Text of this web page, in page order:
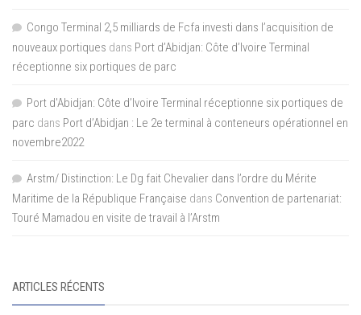
Congo Terminal 2,5 milliards de Fcfa investi dans l’acquisition de
nouveaux portiques dans Port d’Abidjan: Côte d’Ivoire Terminal
réceptionne six portiques de parc
Port d'Abidjan: Côte d’Ivoire Terminal réceptionne six portiques de
parc dans Port d’Abidjan : Le 2e terminal à conteneurs opérationnel en
novembre2022
Arstm/ Distinction: Le Dg fait Chevalier dans l’ordre du Mérite
Maritime de la République Française dans Convention de partenariat:
Touré Mamadou en visite de travail à l’Arstm
ARTICLES RÉCENTS